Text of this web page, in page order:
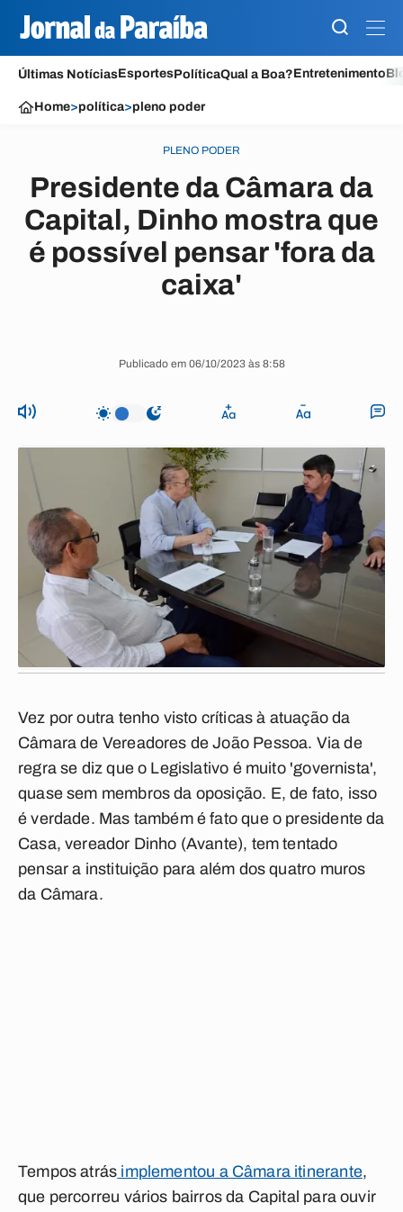
Últimas NotíciasEsportesPolíticaQual a Boa?Entretenimento
Home>política>pleno poder
PLENO PODER
Presidente da Câmara da
Capital, Dinho mostra que
é possível pensar 'fora da
caixa'
Publicado em 06/10/2023 às 8:58
Vez por outra tenho visto críticas à atuação da
Câmara de Vereadores de João Pessoa. Via de
regra se diz que o Legislativo é muito 'governista',
quase sem membros da oposição. E, de fato, isso
é verdade. Mas também é fato que o presidente da
Casa, vereador Dinho (Avante), tem tentado
pensar a instituição para além dos quatro muros
da Câmara.
Tempos atrás implementou a Câmara itinerante,
que percorreu vários bairros da Capital para ouvir